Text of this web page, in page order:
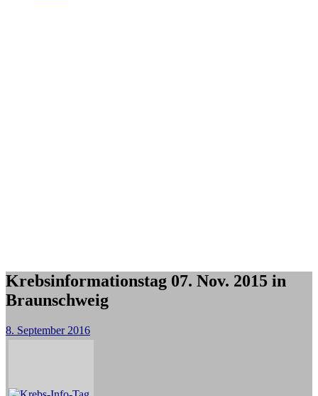
Krebsinformationstag 07. Nov. 2015 in
Braunschweig
8. September 2016